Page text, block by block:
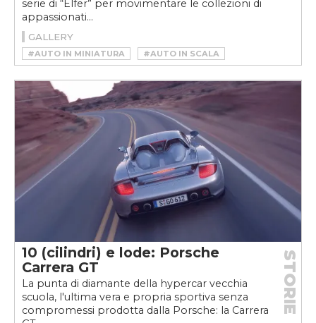
serie di “Elfer” per movimentare le collezioni di
appassionati...
GALLERY
#AUTO IN MINIATURA
#AUTO IN SCALA
#MACCHININA
#PORSCHE
10 (cilindri) e lode: Porsche
Carrera GT
La punta di diamante della hypercar vecchia
scuola, l'ultima vera e propria sportiva senza
compromessi prodotta dalla Porsche: la Carrera
STORIE